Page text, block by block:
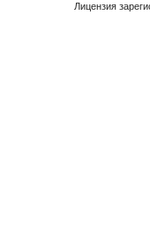
Лицензия